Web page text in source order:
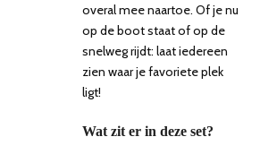
overal mee naartoe. Of je nu
op de boot staat of op de
snelweg rijdt: laat iedereen
zien waar je favoriete plek
ligt!
Wat zit er in deze set?